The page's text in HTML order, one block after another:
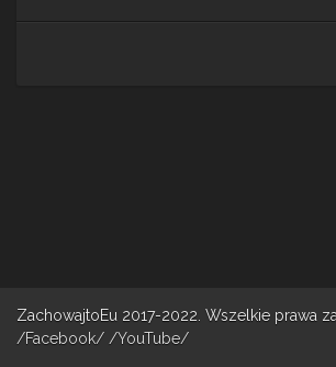
ZachowajtoEu 2017-2022. Wszelkie prawa
/Facebook/ /YouTube/